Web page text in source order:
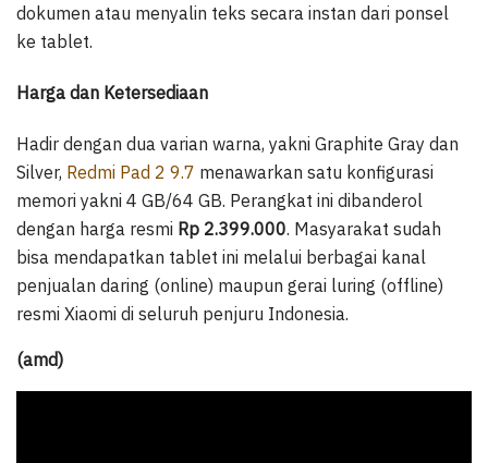
dokumen atau menyalin teks secara instan dari ponsel
ke tablet.
Harga dan Ketersediaan
Hadir dengan dua varian warna, yakni Graphite Gray dan
Silver, Redmi Pad 2 9.7 menawarkan satu konfigurasi
memori yakni 4 GB/64 GB. Perangkat ini dibanderol
dengan harga resmi Rp 2.399.000. Masyarakat sudah
bisa mendapatkan tablet ini melalui berbagai kanal
penjualan daring (online) maupun gerai luring (offline)
resmi Xiaomi di seluruh penjuru Indonesia.
(amd)